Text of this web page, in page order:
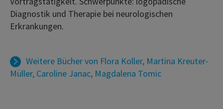
Diagnostik und Therapie bei neurologischen
Erkrankungen.
Weitere Bücher von Flora Koller, Martina Kreuter-
Müller, Caroline Janac, Magdalena Tomic